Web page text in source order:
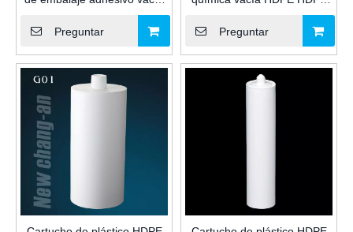
de uso múltiple de 280 ml
para sellador de silicona
Preguntar
Embalaje de adhesivo
Cartucho de plástico para
sellador de silicona
Preguntar